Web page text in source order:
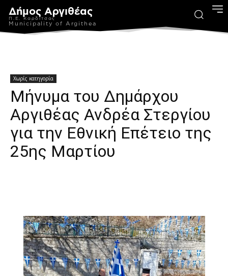
Δήμος Αργιθέας
Π.Ε. Καρδίτσας
Municipality of Argithea
Χωρίς κατηγορία
Μήνυμα του Δημάρχου
Αργιθέας Ανδρέα Στεργίου
για την Εθνική Επέτειο της
25ης Μαρτίου